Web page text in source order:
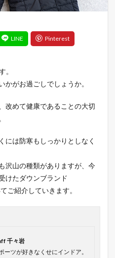
。
かがお過ごしでしょうか。
改めて健康であることの大切
には防寒もしっかりとしなく
沢山の種類がありますが、今
けたダウンブランド
ご紹介していきます。
千々岩
ーツが好きなくせにインドア。